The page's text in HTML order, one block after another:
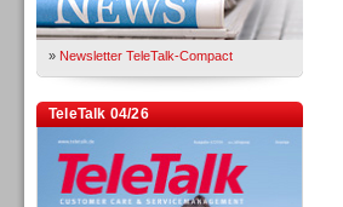
» Newsletter TeleTalk-Compact
TeleTalk 04/26